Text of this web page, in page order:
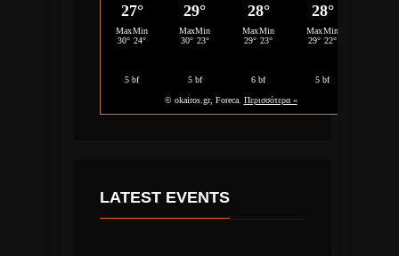
LATEST EVENTS